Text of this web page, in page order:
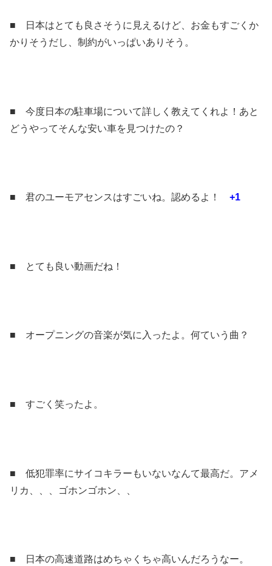
■ 日本はとても良さそうに見えるけど、お金もすごくか
かりそうだし、制約がいっぱいありそう。
■ 今度日本の駐車場について詳しく教えてくれよ！あと
どうやってそんな安い車を見つけたの？
■ 君のユーモアセンスはすごいね。認めるよ！ +1
■ とても良い動画だね！
■ オープニングの音楽が気に入ったよ。何ていう曲？
■ すごく笑ったよ。
■ 低犯罪率にサイコキラーもいないなんて最高だ。アメ
リカ、、、ゴホンゴホン、、
■ 日本の高速道路はめちゃくちゃ高いんだろうなー。